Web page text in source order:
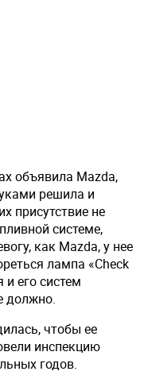
объявила Mazda,
решила и
присутствие не
системе,
как Mazda, у нее
лампа «Check
и его систем
должно.
чтобы ее
инспекцию
годов.